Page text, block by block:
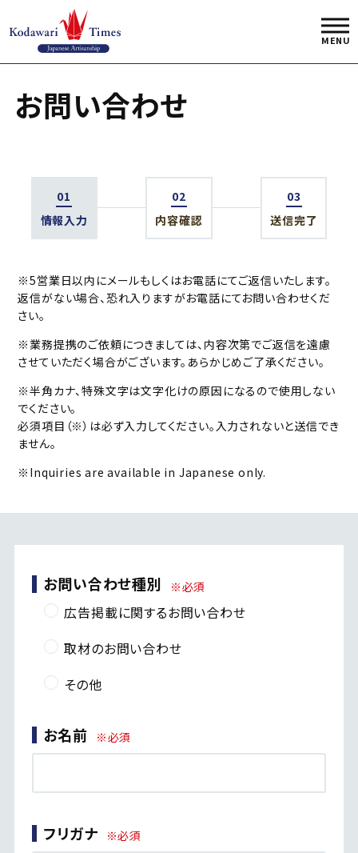
お問い合わせ
01
情報入力
02
内容確認
03
送信完了
※5営業日以内にメールもしくはお電話にてご返信いたします。
返信がない場合、恐れ入りますがお電話にてお問い合わせくだ
さい。
※業務提携のご依頼につきましては、内容次第でご返信を遠慮
させていただく場合がございます。あらかじめご了承ください。
※半角カナ、特殊文字は文字化けの原因になるので使用しない
でください。
必須項目（※）は必ず入力してください。入力されないと送信でき
ません。
※Inquiries are available in Japanese only.
お問い合わせ種別 ※必須
広告掲載に関するお問い合わせ
取材のお問い合わせ
その他
お名前 ※必須
フリガナ ※必須